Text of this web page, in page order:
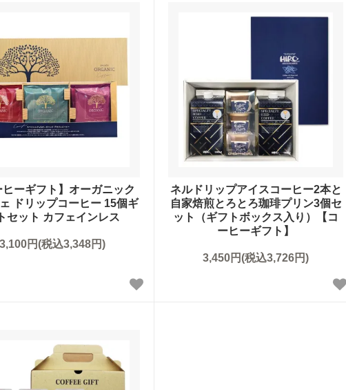
ヒーギフト】オーガニック
ドリップコーヒー 15個ギ
セット カフェインレス
3,100円(税込3,348円)
ネルドリップアイスコーヒー2本と
自家焙煎とろとろ珈琲プリン3個セ
ット（ギフトボックス入り）【コ
ーヒーギフト】
3,450円(税込3,726円)